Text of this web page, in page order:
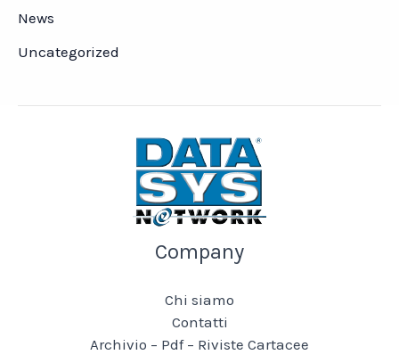
News
Uncategorized
Company
Chi siamo
Contatti
Archivio – Pdf – Riviste Cartacee